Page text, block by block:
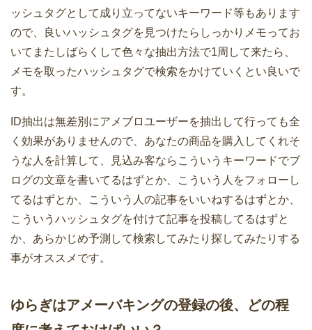
ッシュタグとして成り立ってないキーワード等もあります
ので、良いハッシュタグを見つけたらしっかりメモってお
いてまたしばらくして色々な抽出方法で1周して来たら、
メモを取ったハッシュタグで検索をかけていくとい良いで
す。
ID抽出は無差別にアメブロユーザーを抽出して行っても全
く効果がありませんので、あなたの商品を購入してくれそ
うな人を計算して、見込み客ならこういうキーワードでブ
ログの文章を書いてるはずとか、こういう人をフォローし
てるはずとか、こういう人の記事をいいねするはずとか、
こういうハッシュタグを付けて記事を投稿してるはずと
か、あらかじめ予測して検索してみたり探してみたりする
事がオススメです。
ゆらぎはアメーバキングの登録の後、どの程